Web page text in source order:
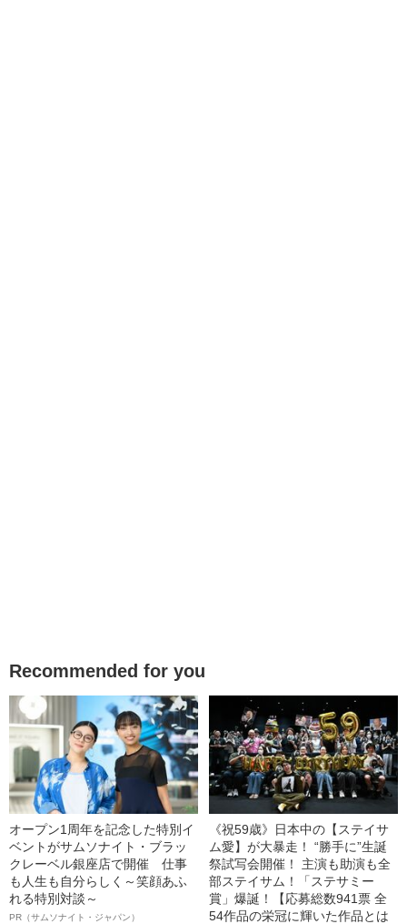
Recommended for you
オープン1周年を記念した特別イ
ベントがサムソナイト・ブラッ
クレーベル銀座店で開催 仕事
も人生も自分らしく～笑顔あふ
れる特別対談～
PR（サムソナイト・ジャパン）
《祝59歳》日本中の【ステイサ
ム愛】が大暴走！ “勝手に”生誕
祭試写会開催！ 主演も助演も全
部ステイサム！「ステサミー
賞」爆誕！【応募総数941票 全
54作品の栄冠に輝いた作品とは